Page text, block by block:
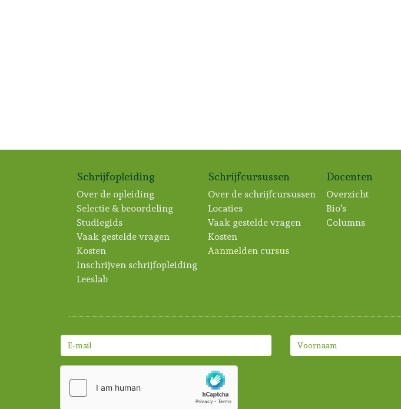
Schrijfopleiding
Over de opleiding
Selectie & beoordeling
Studiegids
Vaak gestelde vragen
Kosten
Inschrijven schrijfopleiding
Leeslab
Schrijfcursussen
Over de schrijfcursussen
Locaties
Vaak gestelde vragen
Kosten
Aanmelden cursus
Docenten
Overzicht
Bio's
Columns